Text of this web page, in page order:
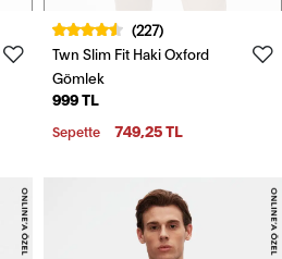
(227)
Twn Slim Fit Haki Oxford
Gömlek
999 TL
Sepette 749,25 TL